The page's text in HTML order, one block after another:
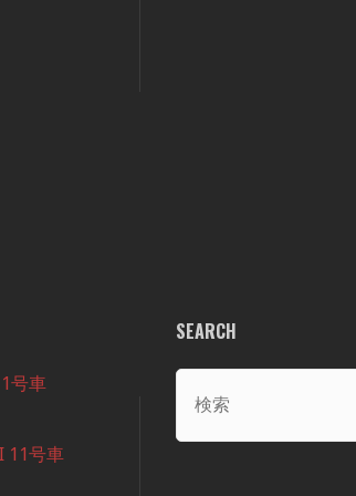
号車
11号車
SEARCH